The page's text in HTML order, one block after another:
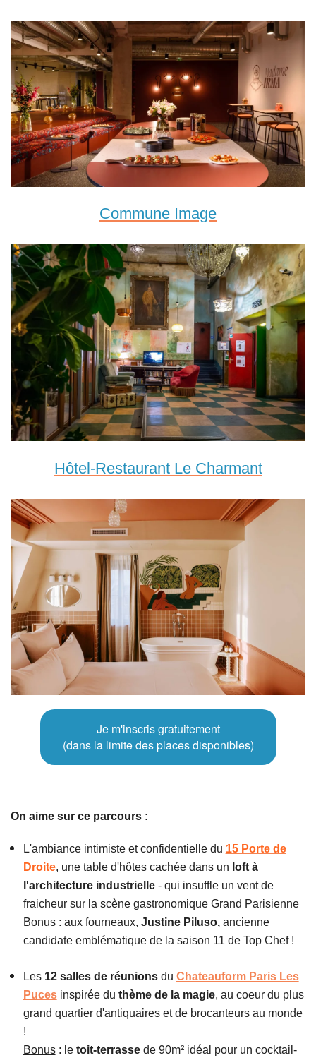
Commune Image
Hôtel-Restaurant Le Charmant
Je m'inscris gratuitement
(dans la limite des places disponibles)
On aime sur ce parcours :
L'ambiance intimiste et confidentielle du 15 Porte de
Droite, une table d'hôtes cachée dans un loft à
l'architecture industrielle- qui insuffle un vent de
fraicheur sur la scène gastronomique Grand Parisienne
Bonus: aux fourneaux, Justine Piluso, ancienne
candidate emblématique de la saison 11 de Top Chef !
Les 12 salles de réunionsdu Chateauform Paris Les
Pucesinspirée du thème de la magie, au coeur du plus
grand quartier d'antiquaires et de brocanteurs au monde
!
Bonus: le toit-terrassede 90m² idéal pour un cocktail-